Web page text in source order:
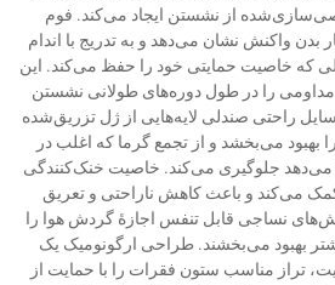
از نشستن ایجاد می‌کند. فوم
واکنش نشان می‌دهد و به تدریج با اندام
که خاصیت حمایتی خود را حفظ می‌کند. این
مداومی را در طول دوره‌های طولانی نشستن
راحتی صندلی لایه‌هایی از ژل تزریق‌شده
بهبود می‌بخشد و از تجمع گرما که اغلب در
جلوگیری می‌کند. خاصیت خنک‌کنندگی
می‌کند و باعث کاهش ناراحتی و تعریق
نساجی قابل تنفس اجازهٔ گردش هوا را
بهبود می‌بخشند. طراحی ارگونومیک یک
تراز مناسب ستون فقرات را با حمایت از